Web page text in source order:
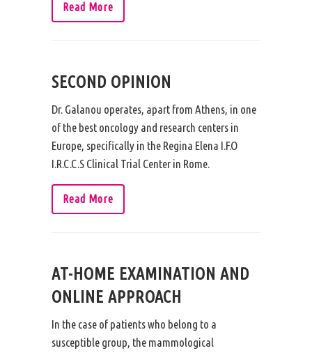
Read More
SECOND OPINION
Dr. Galanou operates, apart from Athens, in one
of the best oncology and research centers in
Europe, specifically in the Regina Elena I.F.O
I.R.C.C.S Clinical Trial Center in Rome.
Read More
AT-HOME EXAMINATION AND
ONLINE APPROACH
In the case of patients who belong to a
susceptible group, the mammological